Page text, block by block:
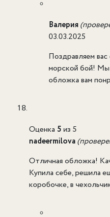
Валерия
03.03.2025
Поздравляем
морской бой! Мы
обложка вам
Оценка 5 из 5
nadeermilova
Отличная обложка!
Купила себе, решила
коробочке, в